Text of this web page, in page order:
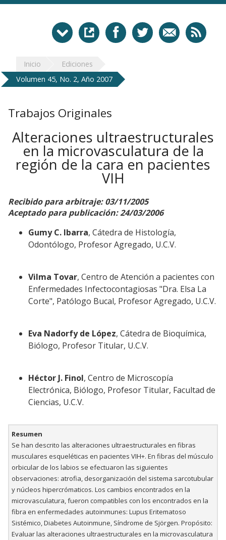
Inicio
Ediciones
Volumen 45, No. 2, Año 2007
Trabajos Originales
Alteraciones ultraestructurales
en la microvasculatura de la
región de la cara en pacientes
VIH
Recibido para arbitraje: 03/11/2005
Aceptado para publicación: 24/03/2006
Gumy C. Ibarra, Cátedra de Histología,
Odontólogo, Profesor Agregado, U.C.V.
Vilma Tovar, Centro de Atención a pacientes con
Enfermedades Infectocontagiosas "Dra. Elsa La
Corte", Patólogo Bucal, Profesor Agregado, U.C.V.
Eva Nadorfy de López, Cátedra de Bioquímica,
Biólogo, Profesor Titular, U.C.V.
Héctor J. Finol, Centro de Microscopía
Electrónica, Biólogo, Profesor Titular, Facultad de
Ciencias, U.C.V.
Resumen
Se han descrito las alteraciones ultraestructurales en fibras
musculares esqueléticas en pacientes VIH+. En fibras del músculo
orbicular de los labios se efectuaron las siguientes
observaciones: atrofia, desorganización del sistema sarcotubular
y núcleos hipercrómaticos. Los cambios encontrados en la
microvasculatura, fueron compatibles con los encontrados en la
fibra en enfermedades autoinmunes: Lupus Eritematoso
Sistémico, Diabetes Autoinmune, Síndrome de Sjörgen. Propósito:
Evaluar las alteraciones ultraestructurales en la microvasculatura